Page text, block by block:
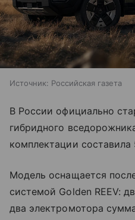
Источник: Российская газета
В России официально
гибридного
комплектации
Модель оснащается
системой Golden REEV:
два электромотора